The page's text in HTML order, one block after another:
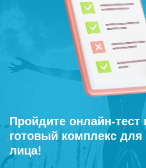
Пройдите онлайн-тест
готовый комплекс
лица!